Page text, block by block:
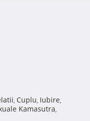
, Cuplu, Iubire,
Kamasutra,